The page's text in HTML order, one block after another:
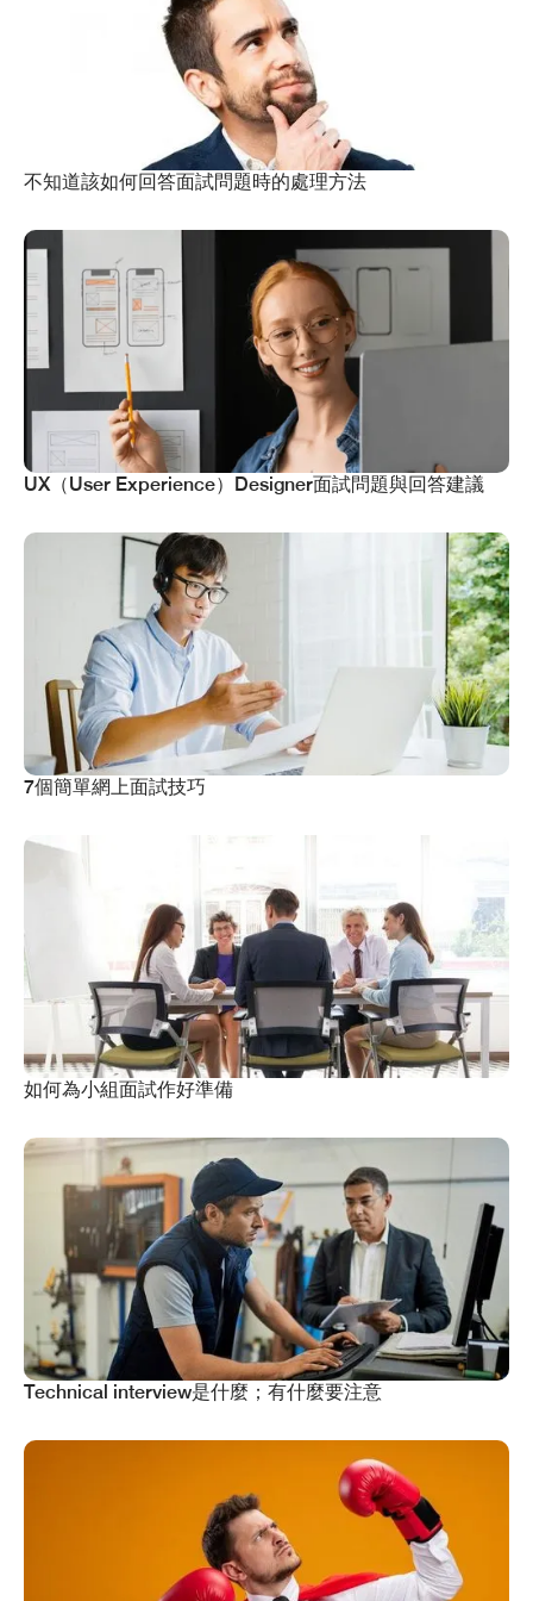
不知道該如何回答面試問題時的處理方法
UX（User Experience）Designer面試問題與回答建議
7個簡單網上面試技巧
如何為小組面試作好準備
Technical interview是什麼；有什麼要注意